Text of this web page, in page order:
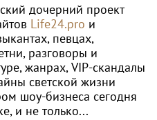
дочерний проект
Life24.pro и
певцах,
разговоры и
жанрах, VIP-скандалы
светской жизни
шоу-бизнеса сегодня
и не только...